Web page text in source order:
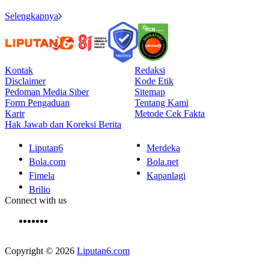
Selengkapnya
Kontak
Redaksi
Disclaimer
Kode Etik
Pedoman Media Siber
Sitemap
Form Pengaduan
Tentang Kami
Karir
Metode Cek Fakta
Hak Jawab dan Koreksi Berita
Liputan6
Merdeka
Bola.com
Bola.net
Fimela
Kapanlagi
Brilio
Connect with us
Copyright © 2026 Liputan6.com